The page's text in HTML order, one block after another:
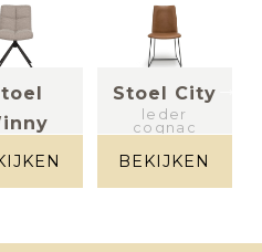
van
6)
Stoel City
leder
cognac
BEKIJKEN